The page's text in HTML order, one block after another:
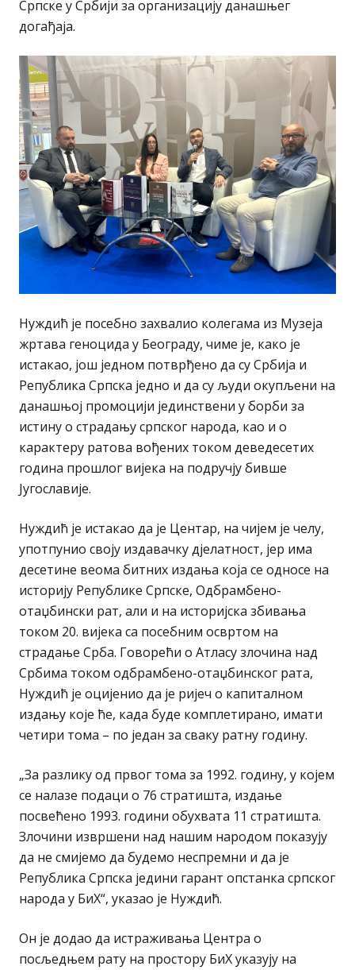
Српске у Србији за организацију данашњег
догађаја.
Нуждић је посебно захвалио колегама из Музеја
жртава геноцида у Београду, чиме је, како је
истакао, још једном потврђено да су Србија и
Република Српска једно и да су људи окупљени на
данашњој промоцији јединствени у борби за
истину о страдању српског народа, као и о
карактеру ратова вођених током деведесетих
година прошлог вијека на подручју бивше
Југославије.
Нуждић је истакао да је Центар, на чијем је челу,
употпунио своју издавачку дјелатност, јер има
десетине веома битних издања која се односе на
историју Републике Српске, Одбрамбено-
отаџбински рат, али и на историјска збивања
током 20. вијека са посебним освртом на
страдање Срба. Говорећи о Атласу злочина над
Србима током одбрамбено-отаџбинског рата,
Нуждић је оцијенио да је ријеч о капиталном
издању које ће, када буде комплетирано, имати
четири тома – по један за сваку ратну годину.
„За разлику од првог тома за 1992. годину, у којем
се налазе подаци о 76 стратишта, издање
посвећено 1993. години обухвата 11 стратишта.
Злочини извршени над нашим народом показују
да не смијемо да будемо неспремни и да је
Република Српска једини гарант опстанка српског
народа у БиХ“, указао је Нуждић.
Он је додао да истраживања Центра о
посљедњем рату на простору БиХ указују на